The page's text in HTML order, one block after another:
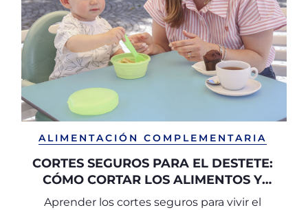
ALIMENTACIÓN COMPLEMENTARIA
CORTES SEGUROS PARA EL DESTETE:
CÓMO CORTAR LOS ALIMENTOS Y
SERVIRLOS DE FORMA SEGURA
Aprender los cortes seguros para vivir el